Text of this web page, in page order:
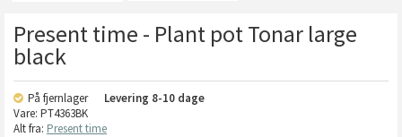
Present time - Plant pot Tonar large
black
På fjernlager Levering 8-10 dage
Vare: PT4363BK
Alt fra: Present time